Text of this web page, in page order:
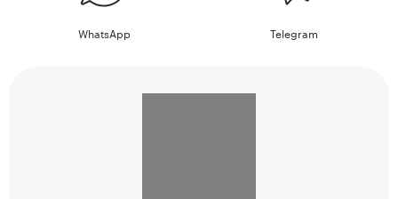
WhatsApp Telegram